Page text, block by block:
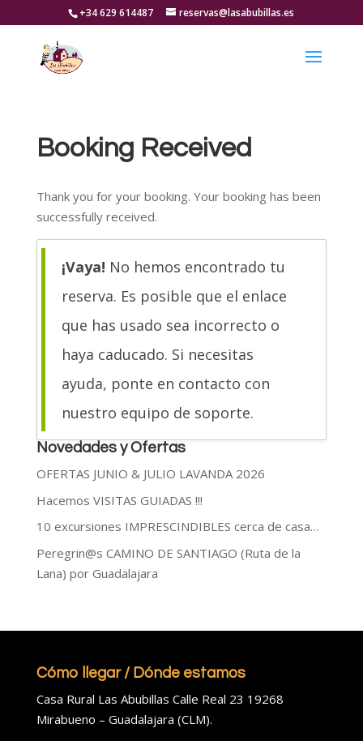
+34 629 614487 reservas@lasabubillas.es
Booking Received
Thank you for your booking. Your booking has been
successfully received.
¡Vaya! No hemos encontrado tu
reserva. Es posible que el enlace
que has usado sea incorrecto o
haya caducado. Si necesitas
ayuda, ponte en contacto con
nuestro equipo de soporte.
Novedades y Ofertas
OFERTAS JUNIO & JULIO LAVANDA 2026
Hacemos VISITAS GUIADAS !!!
10 excursiones IMPRESCINDIBLES cerca de casa…
Peregrin@s CAMINO DE SANTIAGO (Ruta de la
Lana) por Guadalajara
Cómo llegar / Dónde estamos
Casa Rural Las Abubillas Calle Real 23 19268
Mirabueno – Guadalajara (CLM).